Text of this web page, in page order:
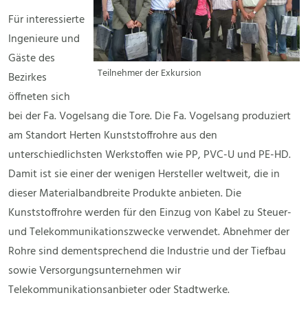
Teilnehmer der Exkursion
Für interessierte
Ingenieure und
Gäste des
Bezirkes
öffneten sich
bei der Fa. Vogelsang die Tore. Die Fa. Vogelsang produziert
am Standort Herten Kunststoffrohre aus den
unterschiedlichsten Werkstoffen wie PP, PVC-U und PE-HD.
Damit ist sie einer der wenigen Hersteller weltweit, die in
dieser Materialbandbreite Produkte anbieten. Die
Kunststoffrohre werden für den Einzug von Kabel zu Steuer-
und Telekommunikationszwecke verwendet. Abnehmer der
Rohre sind dementsprechend die Industrie und der Tiefbau
sowie Versorgungsunternehmen wir
Telekommunikationsanbieter oder Stadtwerke.